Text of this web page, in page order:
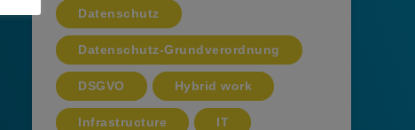
Datenschutz
Datenschutz-Grundverordnung
DSGVO Hybrid work
Infrastructure IT